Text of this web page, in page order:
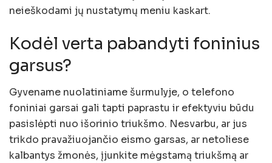
neieškodami jų nustatymų meniu kaskart.
Kodėl verta pabandyti foninius
garsus?
Gyvename nuolatiniame šurmulyje, o telefono
foniniai garsai gali tapti paprastu ir efektyviu būdu
pasislėpti nuo išorinio triukšmo. Nesvarbu, ar jus
trikdo pravažiuojančio eismo garsas, ar netoliese
kalbantys žmonės, įjunkite mėgstamą triukšmą ar